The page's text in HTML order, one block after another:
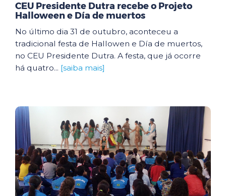
CEU Presidente Dutra recebe o Projeto
Halloween e Día de muertos
No último dia 31 de outubro, aconteceu a
tradicional festa de Hallowen e Día de muertos,
no CEU Presidente Dutra. A festa, que já ocorre
há quatro... [saiba mais]